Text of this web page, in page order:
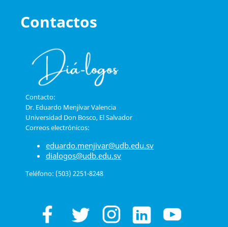
Contactos
Contacto:
Dr. Eduardo Menjívar Valencia
Universidad Don Bosco, El Salvador
Correos electrónicos:
eduardo.menjivar@udb.edu.sv
dialogos@udb.edu.sv
Teléfono: (503) 2251-8248